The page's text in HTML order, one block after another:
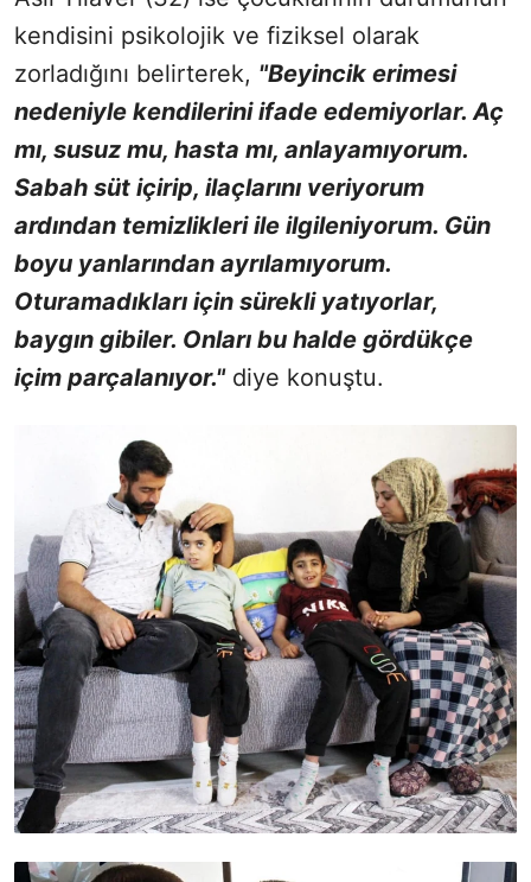
kendisini psikolojik ve fiziksel olarak
zorladığını belirterek, "Beyincik erimesi
nedeniyle kendilerini ifade edemiyorlar. Aç
mı, susuz mu, hasta mı, anlayamıyorum.
Sabah süt içirip, ilaçlarını veriyorum
ardından temizlikleri ile ilgileniyorum. Gün
boyu yanlarından ayrılamıyorum.
Oturamadıkları için sürekli yatıyorlar,
baygın gibiler. Onları bu halde gördükçe
içim parçalanıyor."diye konuştu.